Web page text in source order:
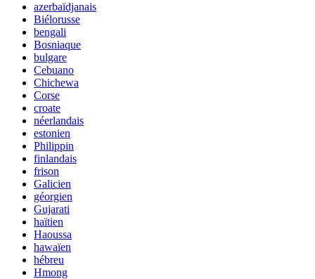
azerbaïdjanais
Biélorusse
bengali
Bosniaque
bulgare
Cebuano
Chichewa
Corse
croate
néerlandais
estonien
Philippin
finlandais
frison
Galicien
géorgien
Gujarati
haïtien
Haoussa
hawaïen
hébreu
Hmong